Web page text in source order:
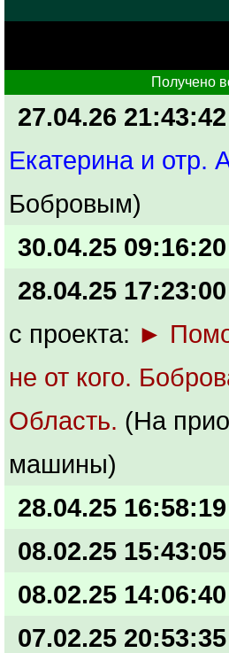
Получено
27.04.26 21:43:42
Екатерина и отр.
Бобровым)
30.04.25 09:16:20
28.04.25 17:23:00
с проекта: ►
не от кого.
Область. (На
машины)
28.04.25 16:58:19
08.02.25 15:43:05
08.02.25 14:06:40
07.02.25 20:53:35